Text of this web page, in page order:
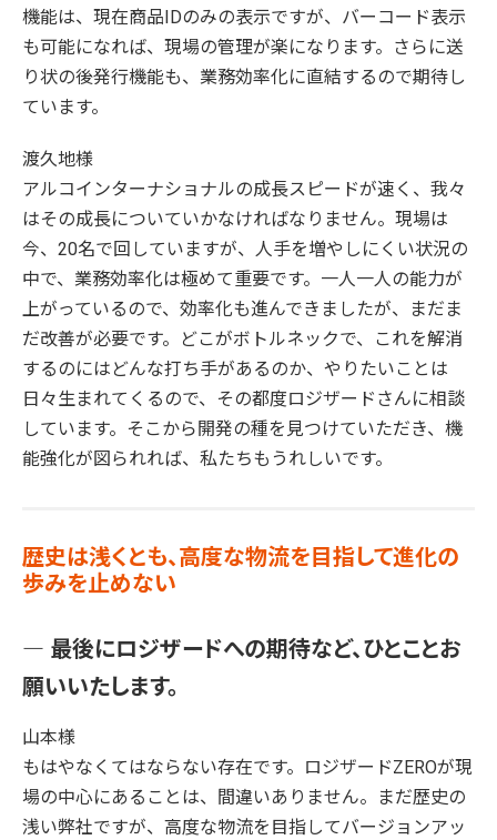
機能は、現在商品IDのみの表示ですが、バーコード表示
も可能になれば、現場の管理が楽になります。さらに送
り状の後発行機能も、業務効率化に直結するので期待し
ています。
渡久地様
アルコインターナショナルの成長スピードが速く、我々
はその成長についていかなければなりません。現場は
今、20名で回していますが、人手を増やしにくい状況の
中で、業務効率化は極めて重要です。一人一人の能力が
上がっているので、効率化も進んできましたが、まだま
だ改善が必要です。どこがボトルネックで、これを解消
するのにはどんな打ち手があるのか、やりたいことは
日々生まれてくるので、その都度ロジザードさんに相談
しています。そこから開発の種を見つけていただき、機
能強化が図られれば、私たちもうれしいです。
歴史は浅くとも、高度な物流を目指して進化の
歩みを止めない
― 最後にロジザードへの期待など、ひとことお
願いいたします。
山本様
もはやなくてはならない存在です。ロジザードZEROが現
場の中心にあることは、間違いありません。まだ歴史の
浅い弊社ですが、高度な物流を目指してバージョンアッ